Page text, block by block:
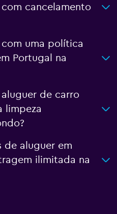
cancelamento
com uma política
Portugal na
de carro
limpeza
de aluguer em
ilimitada na